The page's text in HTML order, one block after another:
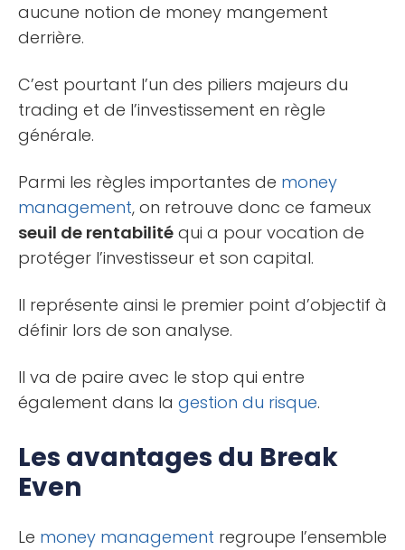
aucune notion de money mangement
derrière.
C’est pourtant l’un des piliers majeurs du
trading et de l’investissement en règle
générale.
Parmi les règles importantes de money
management, on retrouve donc ce fameux
seuil de rentabilité qui a pour vocation de
protéger l’investisseur et son capital.
Il représente ainsi le premier point d’objectif à
définir lors de son analyse.
Il va de paire avec le stop qui entre
également dans la gestion du risque.
Les avantages du Break
Even
Le money management regroupe l’ensemble